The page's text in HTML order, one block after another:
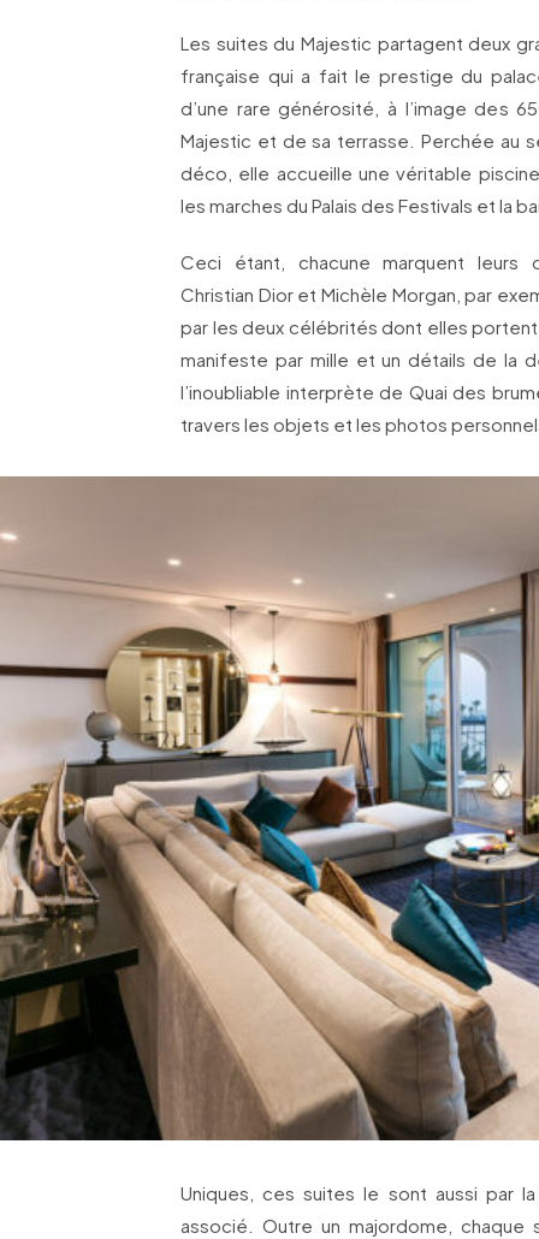
Les suites du Majestic partagent deux
française qui a fait le prestige du
d’une rare générosité, à l’image des
Majestic et de sa terrasse. Perchée au
déco, elle accueille une véritable
les marches du Palais des Festivals et la
Ceci étant, chacune marquent leurs
Christian Dior et Michèle Morgan, par
par les deux célébrités dont elles portent
manifeste par mille et un détails de la
l’inoubliable interprète de Quai des
travers les objets et les photos
Uniques, ces suites le sont aussi par
associé. Outre un majordome,